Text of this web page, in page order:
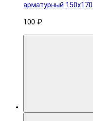
арматурный
100 ₽